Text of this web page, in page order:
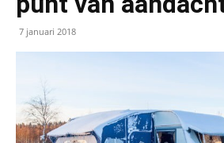
7 januari 2018